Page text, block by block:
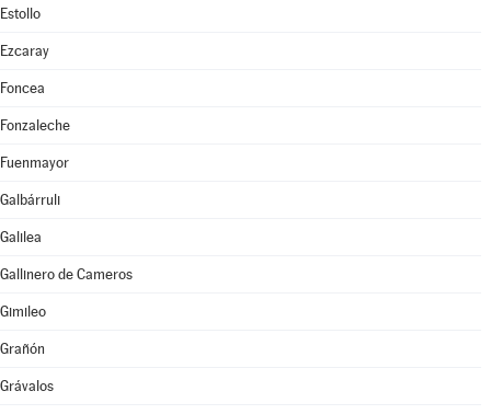
Estollo
Ezcaray
Foncea
Fonzaleche
Fuenmayor
Galbárruli
Galilea
Gallinero de Cameros
Gimileo
Grañón
Grávalos